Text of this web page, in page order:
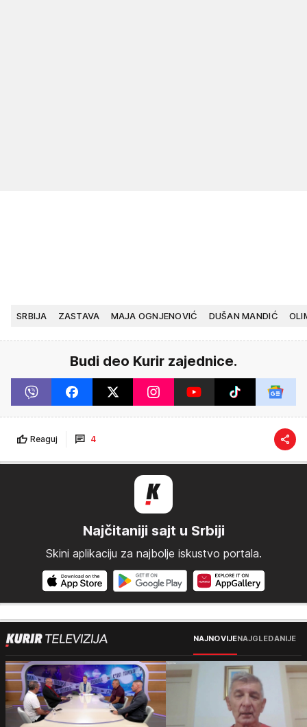
SRBIJA ZASTAVA MAJA OGNJENOVIĆ DUŠAN MANDIĆ
Budi deo Kurir zajednice.
Reaguj 4
Najčitaniji sajt u Srbiji
Skini aplikaciju za najbolje iskustvo portala.
NAJNOVIJENAJGLEDANIJE